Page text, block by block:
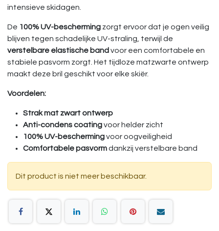
intensieve skidagen.
De 100% UV-bescherming zorgt ervoor dat je ogen veilig
blijven tegen schadelijke UV-straling, terwijl de
verstelbare elastische band voor een comfortabele en
stabiele pasvorm zorgt. Het tijdloze matzwarte ontwerp
maakt deze bril geschikt voor elke skiër.
Voordelen:
Strak mat zwart ontwerp
Anti-condens coatingvoor helder zicht
100% UV-beschermingvoor oogveiligheid
Comfortabele pasvormdankzij verstelbare band
Dit product is niet meer beschikbaar.